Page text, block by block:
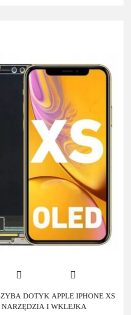
DOTYK APPLE IPHONE XS
NARZĘDZIA I WKLEJKA